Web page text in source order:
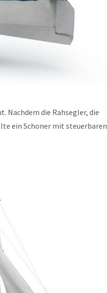
Nachdem die Rahsegler, die
ein Schoner mit steuerbaren